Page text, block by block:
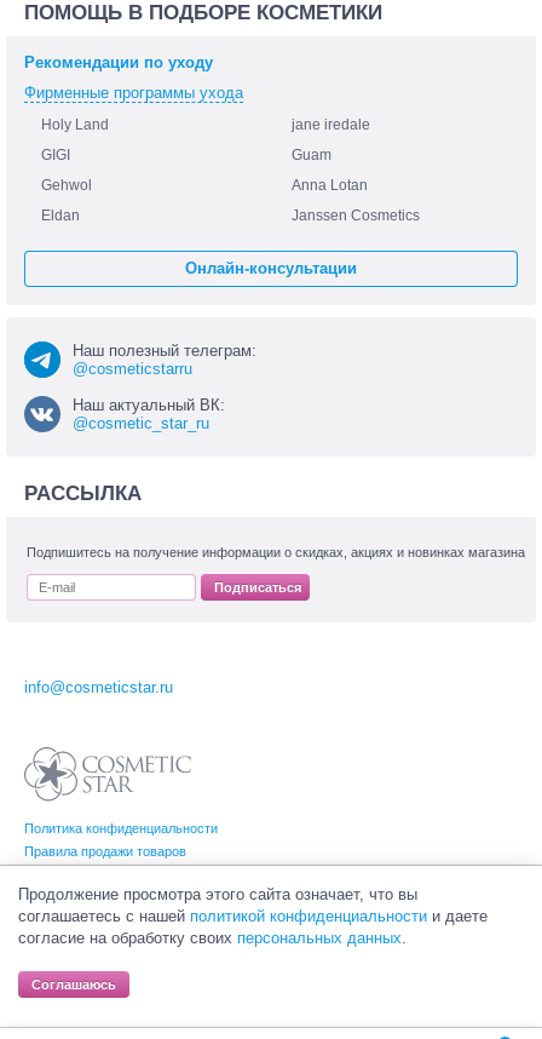
ПОМОЩЬ В ПОДБОРЕ КОСМЕТИКИ
Рекомендации по уходу
Фирменные программы ухода
Holy Land
jane iredale
GIGI
Guam
Gehwol
Anna Lotan
Eldan
Janssen Cosmetics
Онлайн-консультации
Наш полезный телеграм:
@cosmeticstarru
Наш актуальный ВК:
@cosmetic_star_ru
РАССЫЛКА
Подпишитесь на получение информации о скидках, акциях и новинках магазина
Подписаться
Политика конфиденциальности
Правила продажи товаров
info@cosmeticstar.ru
(Косметик Стар). Все права на товарные знаки принадлежат их законным
владельцам.
Продолжение просмотра этого сайта означает, что вы
соглашаетесь с нашей политикой конфиденциальности и даете
согласие на обработку своих персональных данных.
Соглашаюсь